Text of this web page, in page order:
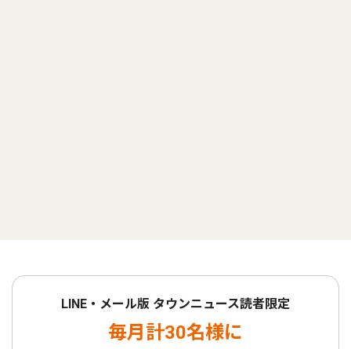
LINE・メール版 タウンニュース読者限定
毎月計30名様に